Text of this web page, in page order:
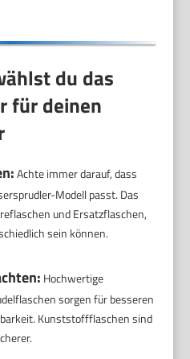
du das
für deinen
Achte immer darauf, dass
Modell passt. Das
und Ersatzflaschen,
sein können.
Hochwertige
sorgen für besseren
Kunststoffflaschen sind